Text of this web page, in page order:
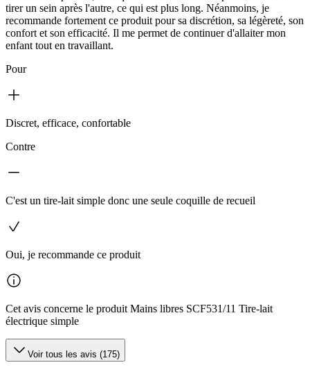
tirer un sein après l'autre, ce qui est plus long. Néanmoins, je
recommande fortement ce produit pour sa discrétion, sa légèreté, son
confort et son efficacité. Il me permet de continuer d'allaiter mon
enfant tout en travaillant.
Pour
Discret, efficace, confortable
Contre
C'est un tire-lait simple donc une seule coquille de recueil
Oui, je recommande ce produit
Cet avis concerne le produit Mains libres SCF531/11 Tire-lait
électrique simple
Voir tous les avis (175)